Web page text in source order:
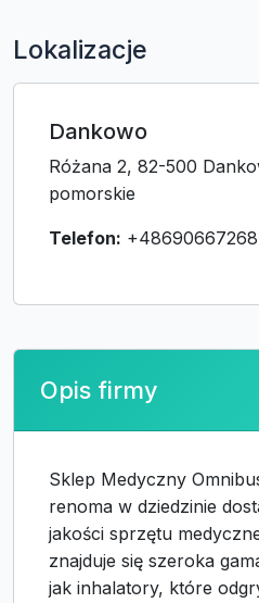
Lokalizacje
Dankowo
Różana 2, 82-500
pomorskie
Telefon: +48690667268
Opis firmy
Sklep Medyczny
renoma w dziedzinie
jakości sprzętu
znajduje się szeroka
jak inhalatory, które